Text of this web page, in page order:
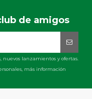
de amigos
nuevos lanzamientos y ofertas.
más información